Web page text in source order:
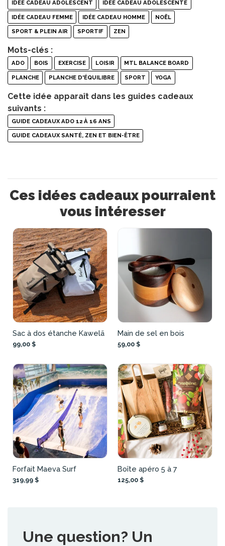
IDÉE CADEAU ADOLESCENT IDÉE CADEAU ADOLESCENTE
IDÉE CADEAU FEMME IDÉE CADEAU HOMME NOËL
SPORT & PLEIN AIR SPORTIF ZEN
Mots-clés :
ADO BOIS EXERCISE LOISIR MTL BALANCE BOARD
PLANCHE PLANCHE D'ÉQUILIBRE SPORT YOGA
Cette idée apparaît dans les guides cadeaux
suivants :
GUIDE CADEAUX ADO 12 À 16 ANS
GUIDE CADEAUX SANTÉ, ZEN ET BIEN-ÊTRE
Ces idées cadeaux pourraient
vous intéresser
Sac à dos étanche Kawelä
99,00 $
Main de sel en bois
59,00 $
Forfait Maeva Surf
319,99 $
Boîte apéro 5 à 7
125,00 $
Une question? Un